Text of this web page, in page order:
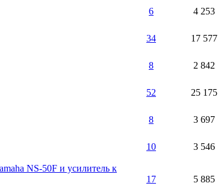
6 4 253
34 17 577
8 2 842
52 25 175
8 3 697
10 3 546
NS-50F и усилитель к
17 5 885